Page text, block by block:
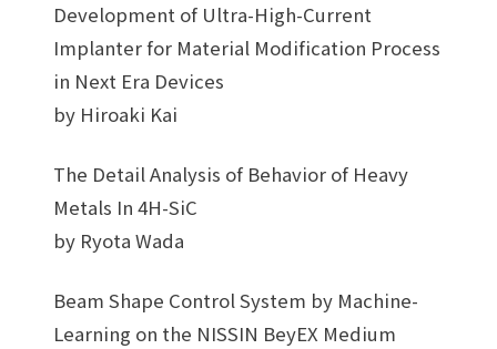
Development of Ultra-High-Current
Implanter for Material Modification Process
in Next Era Devices
by Hiroaki Kai
The Detail Analysis of Behavior of Heavy
Metals In 4H-SiC
by Ryota Wada
Beam Shape Control System by Machine-
Learning on the NISSIN BeyEX Medium